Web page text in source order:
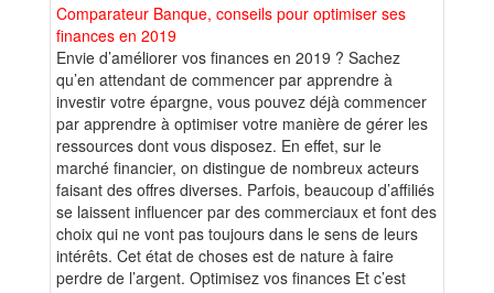
Comparateur Banque, conseils pour optimiser ses
finances en 2019
Envie d’améliorer vos finances en 2019 ? Sachez
qu’en attendant de commencer par apprendre à
investir votre épargne, vous pouvez déjà commencer
par apprendre à optimiser votre manière de gérer les
ressources dont vous disposez. En effet, sur le
marché financier, on distingue de nombreux acteurs
faisant des offres diverses. Parfois, beaucoup d’affiliés
se laissent influencer par des commerciaux et font des
choix qui ne vont pas toujours dans le sens de leurs
intérêts. Cet état de choses est de nature à faire
perdre de l’argent. Optimisez vos finances Et c’est